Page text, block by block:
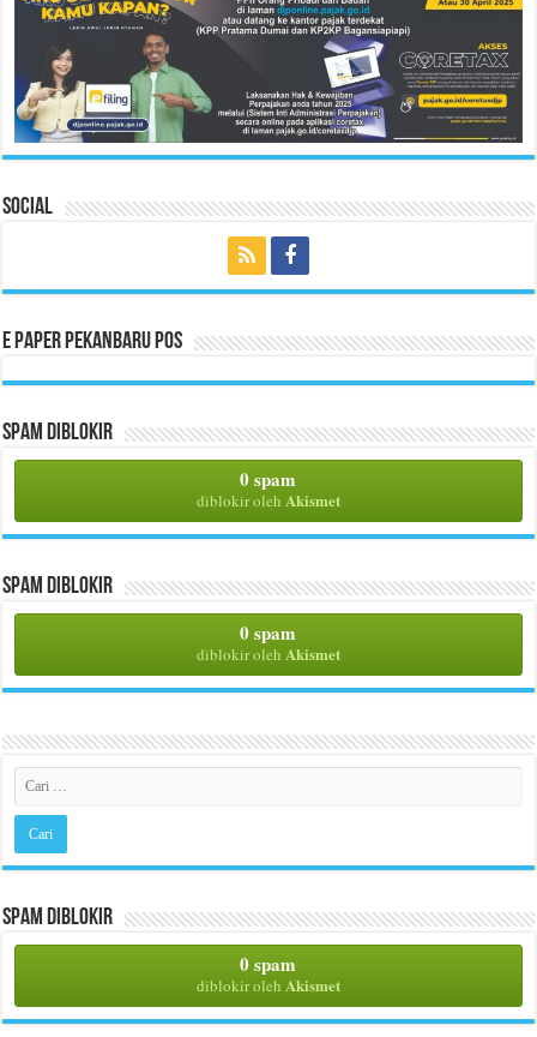
Social
E Paper Pekanbaru Pos
Spam Diblokir
0 spam
diblokir oleh Akismet
Spam Diblokir
0 spam
diblokir oleh Akismet
Spam Diblokir
0 spam
diblokir oleh Akismet